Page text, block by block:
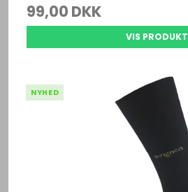
99,00 DKK
VIS PRODUKT
NYHED